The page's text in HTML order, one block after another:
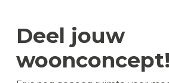
Deel jouw
woonconcept!